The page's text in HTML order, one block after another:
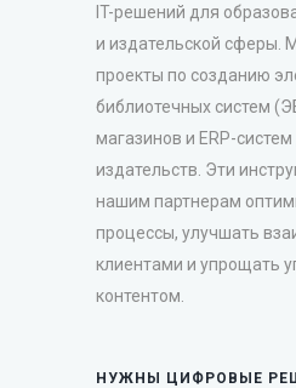
IT-решений для
и издательской сферы.
проекты по созданию
библиотечных систем
магазинов и ERP-
издательств. Эти
нашим партнерам
процессы, улучшать
клиентами и упрощать
контентом.
НУЖНЫ ЦИФРОВЫЕ